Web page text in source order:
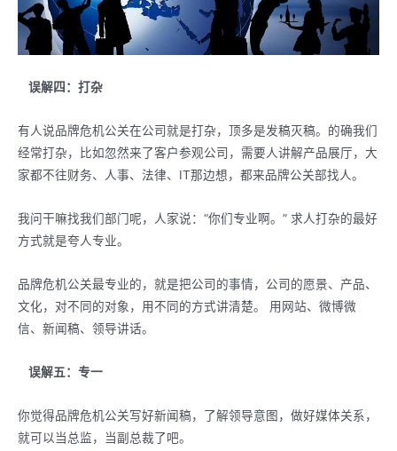
误解四：打杂
有人说品牌危机公关在公司就是打杂，顶多是发稿灭稿。的确我们
经常打杂，比如忽然来了客户参观公司，需要人讲解产品展厅，大
家都不往财务、人事、法律、IT那边想，都来品牌公关部找人。
我问干嘛找我们部门呢，人家说：“你们专业啊。” 求人打杂的最好
方式就是夸人专业。
品牌危机公关最专业的，就是把公司的事情，公司的愿景、产品、
文化，对不同的对象，用不同的方式讲清楚。 用网站、微博微
信、新闻稿、领导讲话。
误解五：专一
你觉得品牌危机公关写好新闻稿，了解领导意图，做好媒体关系，
就可以当总监，当副总裁了吧。